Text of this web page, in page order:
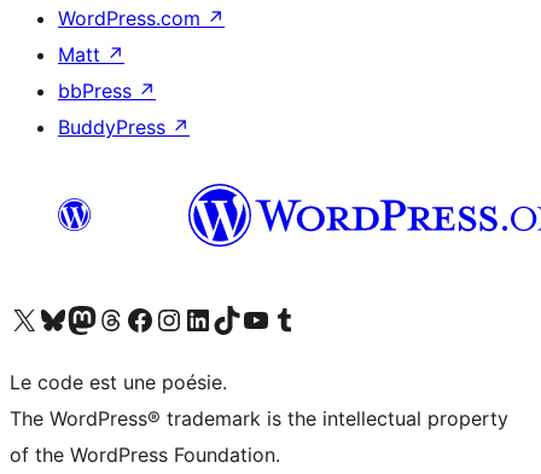
WordPress.com ↗
Matt ↗
bbPress ↗
BuddyPress ↗
Visitez notre compte X (précédemment Twitter)
Visiter notre compte Bluesky
Visiter notre compte Mastodon
Visiter notre compte Threads
Consulter notre compte Facebook
Consulter notre compte Instagram
Consulter notre compte LinkedIn
Visiter notre compte TokTok
Visiter notre chaîne YouTube
Visiter notre compte Tumblr
Le code est une poésie.
The WordPress® trademark is the intellectual property
of the WordPress Foundation.